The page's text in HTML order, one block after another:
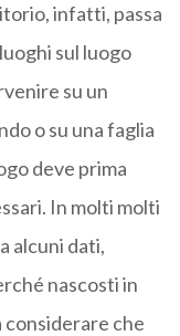
infatti, passa
sul luogo
su un
o su una faglia
deve prima
In molti molti
alcuni dati,
nascosti in
considerare che